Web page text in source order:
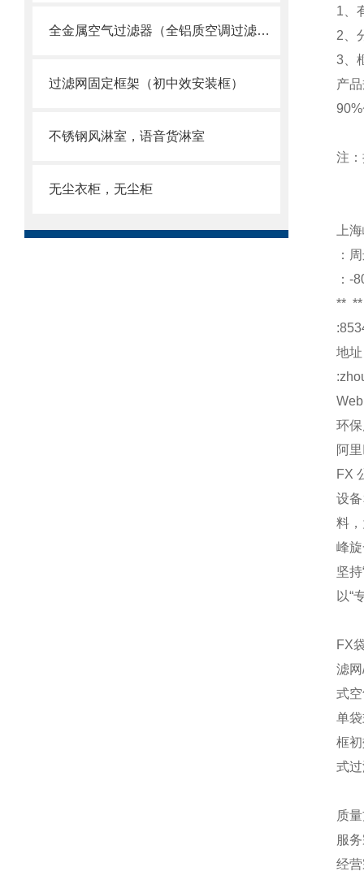
全金属空气过滤器（全铝质空调过滤网）
过滤网固定框架（初中效安装框）
不锈钢风淋室，语音货淋室
无尘衣柜，无尘柜
1、
2、
3、
产
注
上
：
：-
** **
地
环
阿
FX
设
料
峰
坚
以“
FX
滤
式
单
框
式
质
服
经